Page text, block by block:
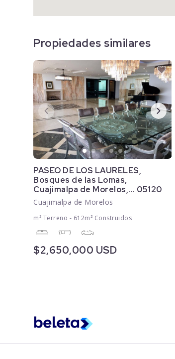
Propiedades similares
PASEO DE LOS LAURELES,
Bosques de las Lomas,
Cuajimalpa de Morelos,... 05120
Cuajimalpa de Morelos
m² Terreno - 612m² Construidos
$2,650,000 USD